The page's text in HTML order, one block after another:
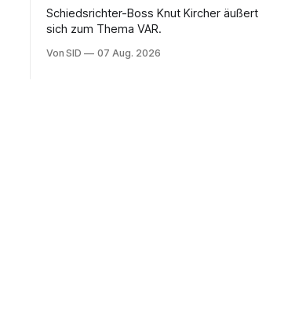
Schiedsrichter-Boss Knut Kircher äußert
sich zum Thema VAR.
Von SID 07 Aug. 2026